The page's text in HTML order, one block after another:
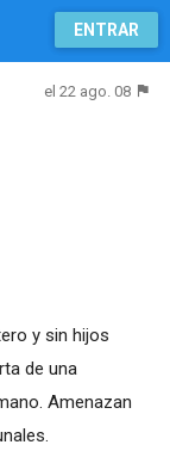
ENTRAR
el 22 ago. 08
y sin hijos
de una
Amenazan